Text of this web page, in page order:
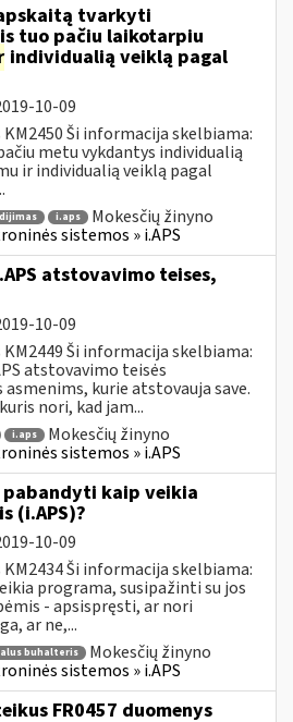
tvarkyti
tuo pačiu laikotarpiu
individualią veiklą pagal
10-09
Ši informacija skelbiama:
metu vykdantys individualią
ir individualią veiklą pagal
i.aps
Mokesčių žinyno
sistemos » i.APS
atstovavimo teises,
10-09
Ši informacija skelbiama:
atstovavimo teisės
kurie atstovauja save.
nori, kad jam...
i.aps
Mokesčių žinyno
sistemos » i.APS
kaip veikia
(i.APS)?
10-09
Ši informacija skelbiama:
programa, susipažinti su jos
- apsispręsti, ar nori
ar ne,...
buhalteris
Mokesčių žinyno
sistemos » i.APS
FR0457 duomenys